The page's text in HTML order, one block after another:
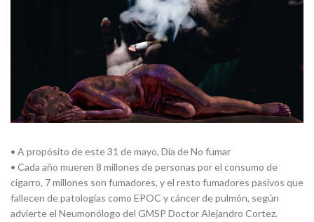
• A propósito de este 31 de mayo, Día de No fumar
• Cada año mueren 8 millones de personas por el consumo de
cigarro, 7 millones son fumadores, y el resto fumadores pasivos que
fallecen de patologías como EPOC y cáncer de pulmón, según
advierte el Neumonólogo del GMSP Doctor Alejandro Cortez.